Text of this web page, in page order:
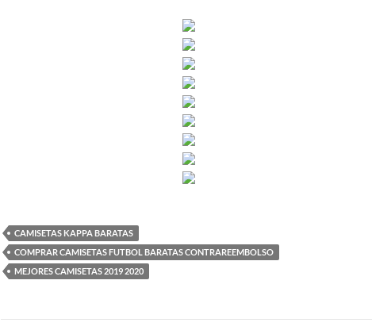
CAMISETAS KAPPA BARATAS
COMPRAR CAMISETAS FUTBOL BARATAS CONTRAREEMBOLSO
MEJORES CAMISETAS 2019 2020